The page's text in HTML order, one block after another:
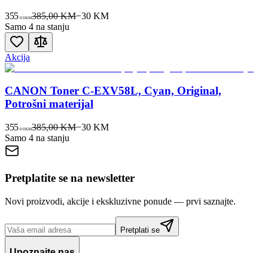
355 00KM385,00 KM−30 KM
Samo 4 na stanju
Akcija
CANON Toner C-EXV58L, Cyan, Original,
Potrošni materijal
355 00KM385,00 KM−30 KM
Samo 4 na stanju
Pretplatite se na newsletter
Novi proizvodi, akcije i ekskluzivne ponude — prvi saznajte.
Pretplati se